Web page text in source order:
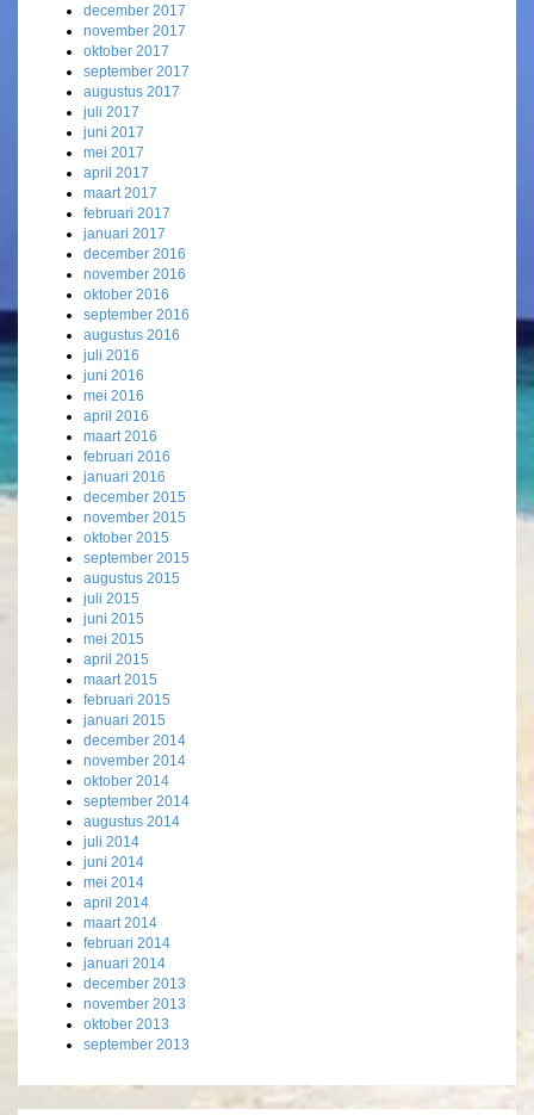
december 2017
november 2017
oktober 2017
september 2017
augustus 2017
juli 2017
juni 2017
mei 2017
april 2017
maart 2017
februari 2017
januari 2017
december 2016
november 2016
oktober 2016
september 2016
augustus 2016
juli 2016
juni 2016
mei 2016
april 2016
maart 2016
februari 2016
januari 2016
december 2015
november 2015
oktober 2015
september 2015
augustus 2015
juli 2015
juni 2015
mei 2015
april 2015
maart 2015
februari 2015
januari 2015
december 2014
november 2014
oktober 2014
september 2014
augustus 2014
juli 2014
juni 2014
mei 2014
april 2014
maart 2014
februari 2014
januari 2014
december 2013
november 2013
oktober 2013
september 2013